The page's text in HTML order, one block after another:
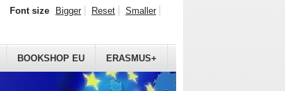
BOOKSHOP EU ERASMUS+
Font size Bigger Reset Smaller